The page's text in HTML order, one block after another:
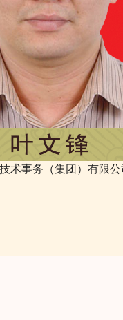
术事务（集团）有限